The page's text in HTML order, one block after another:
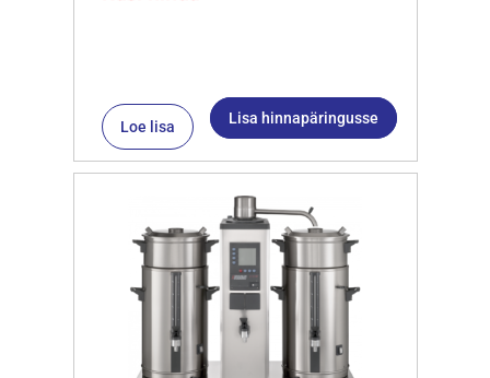
Loe lisa Lisa hinnapäringusse